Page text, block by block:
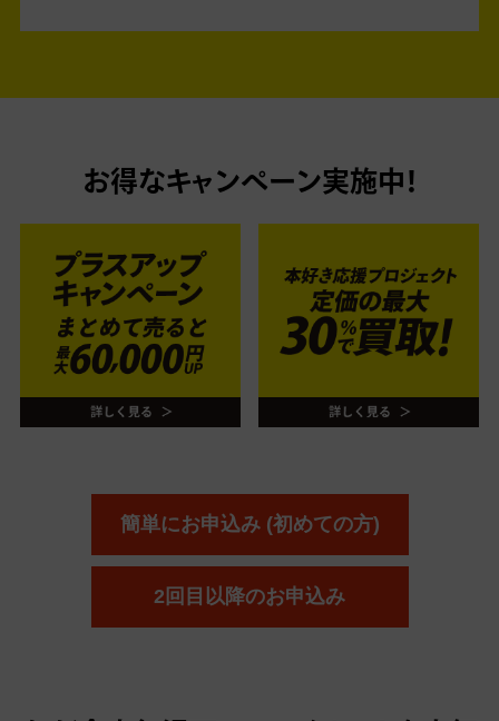
お得なキャンペーン実施中！
簡単にお申込み (初めての方)
2回目以降のお申込み